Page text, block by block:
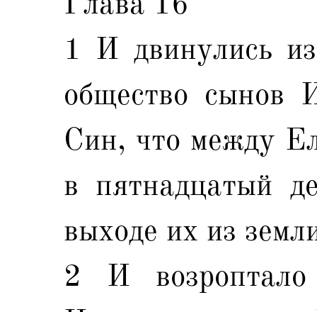
1 И двинулись
общество сынов
Син, что между
в пятнадцатый
выходе их из
2 И